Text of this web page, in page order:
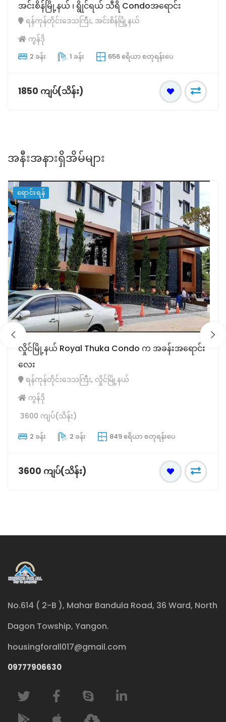
မင်္ဂလာတောင်ညွန့်မြို့နယ် Condo‌အရောင်း
ရန်ကုန်တိုင်းဒေသကြီး, မင်္ဂလာတောင်ညွှန့်မြို့နယ်
ကွန်ဒို
3 ခန်း 2 ခန်း 1539 ဧရိယာ စတုရန်းပေ
5550 ကျပ်(သိန်း)
အနီးအနားရှိအိမ်များ
ခန်းအရောင်း
ရန်းပေ
ရောင်းရန်
လှိုင်ရွာမကွေ့ မြေညီ တိုက်ခန်းအရောင်း
တိုက်ခန်း
No.614 ( 2-B ), Mahar Bandula Road, 36 Ward, North
Dagon Towship, Yangon.
housingforall017@gmail.com
09777906630